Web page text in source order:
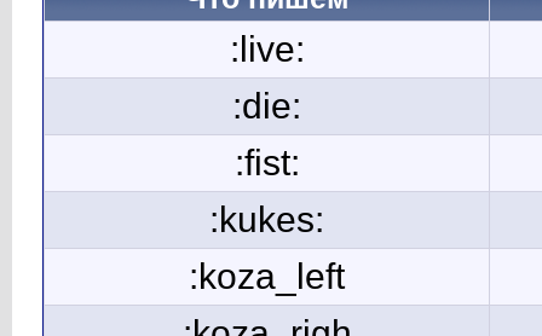
:live:
:die:
:fist:
:kukes:
:koza_left